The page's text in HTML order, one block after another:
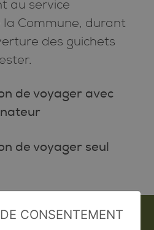
au service
Commune, durant
des guichets
de voyager avec
de voyager seul
CONSENTEMENT